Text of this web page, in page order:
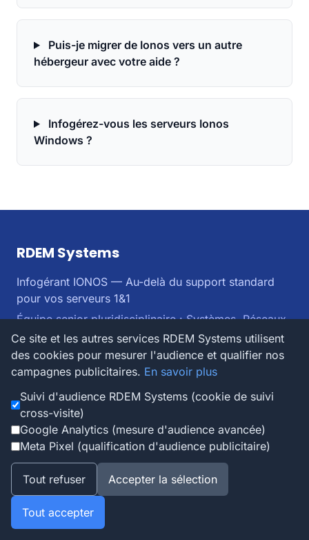
Puis-je migrer de Ionos vers un autre
hébergeur avec votre aide ?
Infogérez-vous les serveurs Ionos
Windows ?
RDEM Systems
Infogérant IONOS — Au-delà du support standard
pour vos serveurs 1&1
Équipe senior pluridisciplinaire : Systèmes, Réseaux,
Sécurité, Infrastructure
Services
Infogérance IONOS complète
Astreinte 24/7
Monitoring proactif
Windows & Linux
Infogérance par hébergeur
Tous hébergeurs
Ce site et les autres services RDEM Systems utilisent
des cookies pour mesurer l'audience et qualifier nos
campagnes publicitaires. En savoir plus
Suivi d'audience RDEM Systems (cookie de suivi
cross-visite)
Google Analytics (mesure d'audience avancée)
Meta Pixel (qualification d'audience publicitaire)
Tout refuser Accepter la sélection
Tout accepter